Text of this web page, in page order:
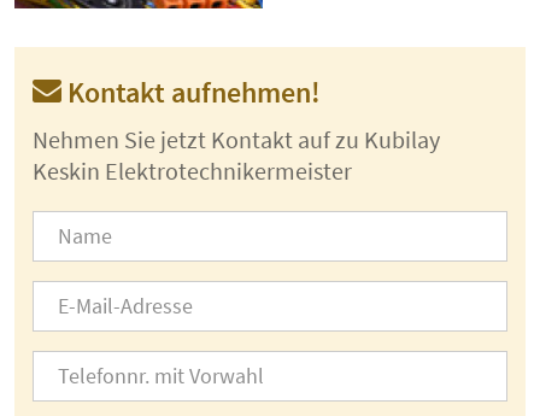
Kontakt aufnehmen!
Nehmen Sie jetzt Kontakt auf zu Kubilay
Keskin Elektrotechnikermeister